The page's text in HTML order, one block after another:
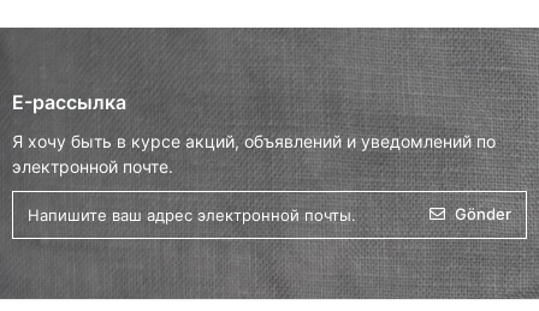
E-рассылка
Я хочу быть в курсе акций, объявлений и уведомлений по
электронной почте.
Gönder